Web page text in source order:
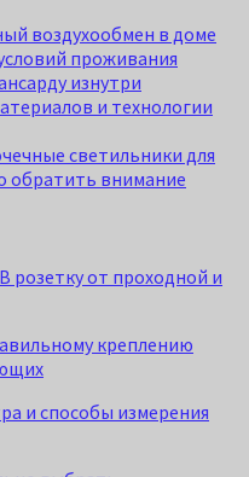
воздухообмен в доме
проживания
изнутри
и технологии
светильники для
обратить внимание
розетку от проходной и
креплению
и способы измерения